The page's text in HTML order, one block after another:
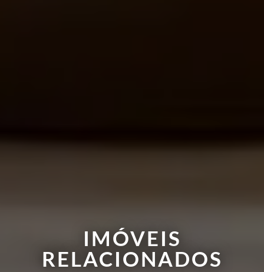
IMÓVEIS
RELACIONADOS